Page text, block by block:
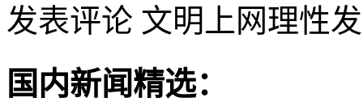
发表评论 文明上网理性
国内新闻精选：